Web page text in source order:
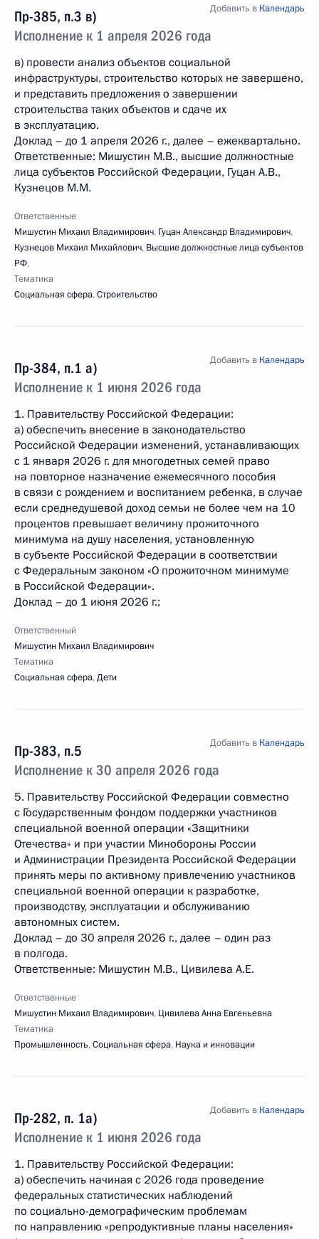
Пр-385, п.3 в)
Исполнение к 1 апреля 2026 года
Добавить в Календарь
в) провести анализ объектов социальной
инфраструктуры, строительство которых не завершено,
и представить предложения о завершении
строительства таких объектов и сдаче их
в эксплуатацию.
Доклад – до 1 апреля 2026 г., далее – ежеквартально.
Ответственные: Мишустин М.В., высшие должностные
лица субъектов Российской Федерации, Гуцан А.В.,
Кузнецов М.М.
Ответственные
Мишустин Михаил Владимирович, Гуцан Александр Владимирович,
Кузнецов Михаил Михайлович, Высшие должностные лица субъектов
РФ,
Тематика
Социальная сфера,Строительство
Пр-384, п.1 а)
Исполнение к 1 июня 2026 года
Добавить в Календарь
1. Правительству Российской Федерации:
а) обеспечить внесение в законодательство
Российской Федерации изменений, устанавливающих
с 1 января 2026 г. для многодетных семей право
на повторное назначение ежемесячного пособия
в связи с рождением и воспитанием ребенка, в случае
если среднедушевой доход семьи не более чем на 10
процентов превышает величину прожиточного
минимума на душу населения, установленную
в субъекте Российской Федерации в соответствии
с Федеральным законом «О прожиточном минимуме
в Российской Федерации».
Доклад – до 1 июня 2026 г.;
Ответственный
Мишустин Михаил Владимирович
Тематика
Социальная сфера,Дети
Пр-383, п.5
Исполнение к 30 апреля 2026 года
Добавить в Календарь
5. Правительству Российской Федерации совместно
с Государственным фондом поддержки участников
специальной военной операции «Защитники
Отечества» и при участии Минобороны России
и Администрации Президента Российской Федерации
принять меры по активному привлечению участников
специальной военной операции к разработке,
производству, эксплуатации и обслуживанию
автономных систем.
Доклад – до 30 апреля 2026 г., далее – один раз
в полгода.
Ответственные: Мишустин М.В., Цивилева А.Е.
Ответственные
Мишустин Михаил Владимирович, Цивилева Анна Евгеньевна
Тематика
Промышленность,Социальная сфера, Наука и инновации
Пр-282, п. 1а)
Исполнение к 1 июня 2026 года
Добавить в Календарь
1. Правительству Российской Федерации:
а) обеспечить начиная с 2026 года проведение
федеральных статистических наблюдений
по социально-демографическим проблемам
по направлению «репродуктивные планы населения»